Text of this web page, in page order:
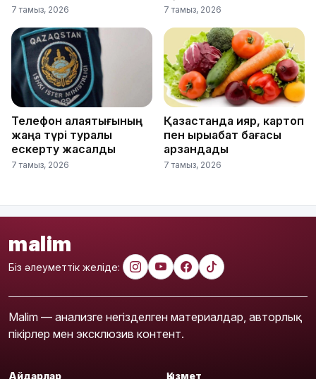
7 тамыз, 2026 7 тамыз, 2026
Телефон алаяқтығының
жаңа түрі туралы
ескерту жасалды
7 тамыз, 2026
Қазақстанда қияр, картоп
пен қырыққабат бағасы
арзандады
7 тамыз, 2026
malim
Біз әлеуметтік желіде:
Malim — анализге негізделген материалдар, авторлық
пікірлер мен эксклюзив контент.
Айдарлар Қызмет